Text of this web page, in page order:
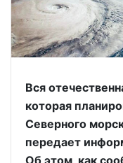
Вся
которая
Северного
передает
Об этом, как